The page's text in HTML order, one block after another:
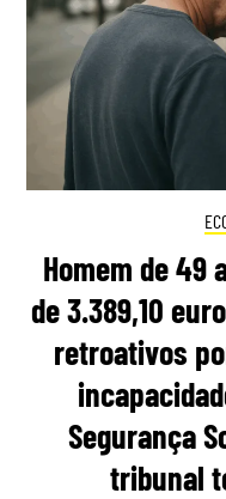
Homem de 49
de 3.389,10
retroativos
Segurança
tribunal